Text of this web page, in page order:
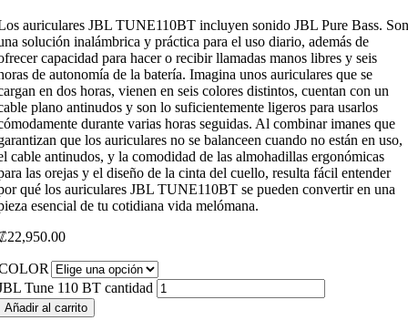
auriculares JBL TUNE110BT incluyen sonido JBL Pure Bass.
solución inalámbrica y práctica para el uso diario, además de
capacidad para hacer o recibir llamadas manos libres y seis
de autonomía de la batería. Imagina unos auriculares que se
en dos horas, vienen en seis colores distintos, cuentan con un
plano antinudos y son lo suficientemente ligeros para usarlos
durante varias horas seguidas. Al combinar imanes que
que los auriculares no se balanceen cuando no están en uso,
cable antinudos, y la comodidad de las almohadillas ergonómicas
las orejas y el diseño de la cinta del cuello, resulta fácil entender
qué los auriculares JBL TUNE110BT se pueden convertir en una
esencial de tu cotidiana vida melómana.
22,950.00
Tune 110 BT cantidad
Añadir al carrito